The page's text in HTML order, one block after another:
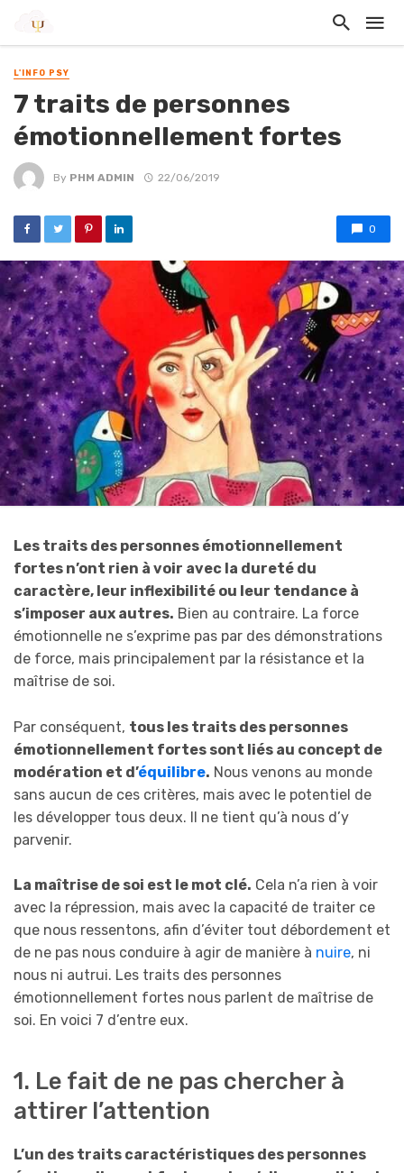
L'INFO PSY
7 traits de personnes
émotionnellement fortes
By PHM ADMIN 22/06/2019
0
Les traits des personnes émotionnellement
fortes n’ont rien à voir avec la dureté du
caractère, leur inflexibilité ou leur tendance à
s’imposer aux autres. Bien au contraire. La force
émotionnelle ne s’exprime pas par des démonstrations
de force, mais principalement par la résistance et la
maîtrise de soi.
Par conséquent, tous les traits des personnes
émotionnellement fortes sont liés au concept de
modération et d’équilibre. Nous venons au monde
sans aucun de ces critères, mais avec le potentiel de
les développer tous deux. Il ne tient qu’à nous d’y
parvenir.
La maîtrise de soi est le mot clé. Cela n’a rien à voir
avec la répression, mais avec la capacité de traiter ce
que nous ressentons, afin d’éviter tout débordement et
de ne pas nous conduire à agir de manière à nuire, ni
nous ni autrui. Les traits des personnes
émotionnellement fortes nous parlent de maîtrise de
soi. En voici 7 d’entre eux.
1. Le fait de ne pas chercher à
attirer l’attention
L’un des traits caractéristiques des personnes